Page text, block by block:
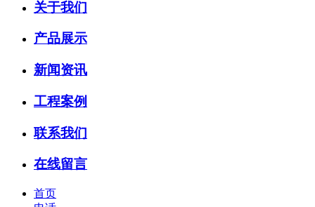
关于我们
产品展示
新闻资讯
工程案例
联系我们
在线留言
首页